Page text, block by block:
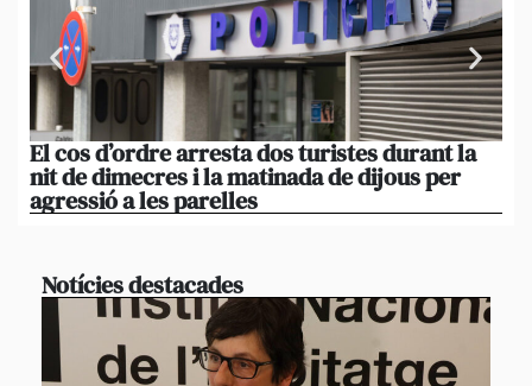
El cos d’ordre arresta dos turistes durant la
nit de dimecres i la matinada de dijous per
agressió a les parelles
Notícies destacades